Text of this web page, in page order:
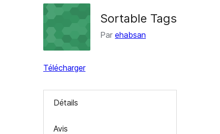
Sortable Tags
Par ehabsan
Télécharger
Détails
Avis